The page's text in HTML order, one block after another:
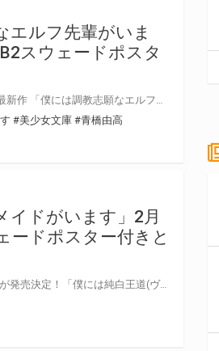
エルフ先輩がいま
スウェードポスタ
#美少女文庫 #青橋由高
イドがいます」2月
ードポスター付きと
青橋由高先生＆HIMA先生の最強コンビによる美少女文庫最新刊が発売決定！「僕には純白王道(ヴィクトリアン)なメイドがいます」2月19日に発売！とらのあなではHIMA先生のイラストを使用したB2スウェードポスター付きとらのあな限定版を発売いたします！とらのあなでしか買えない限定版をお見逃しなく！